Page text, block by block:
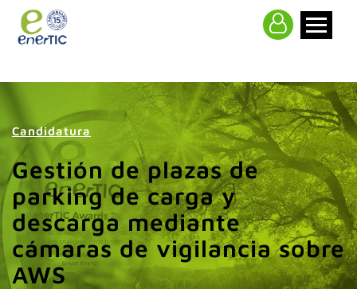
Candidatura
Gestión de plazas de
parking de carga y
descarga mediante
cámaras de vigilancia sobre
AWS